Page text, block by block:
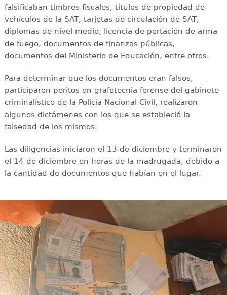
falsificaban timbres fiscales, títulos de propiedad de
vehículos de la SAT, tarjetas de circulación de SAT,
diplomas de nivel medio, licencia de portación de arma
de fuego, documentos de finanzas públicas,
documentos del Ministerio de Educación, entre otros.
Para determinar que los documentos eran falsos,
participaron peritos en grafotecnia forense del gabinete
criminalístico de la Policía Nacional Civil, realizaron
algunos dictámenes con los que se estableció la
falsedad de los mismos.
Las diligencias iniciaron el 13 de diciembre y terminaron
el 14 de diciembre en horas de la madrugada, debido a
la cantidad de documentos que habían en el lugar.